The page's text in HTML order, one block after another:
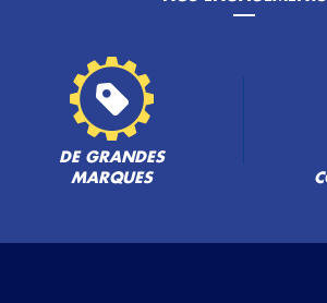
DE GRANDES
MARQUES